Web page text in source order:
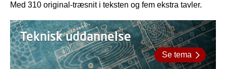
Med 310 original-træsnit i teksten og fem ekstra tavler.
Teknisk uddannelse
Se tema